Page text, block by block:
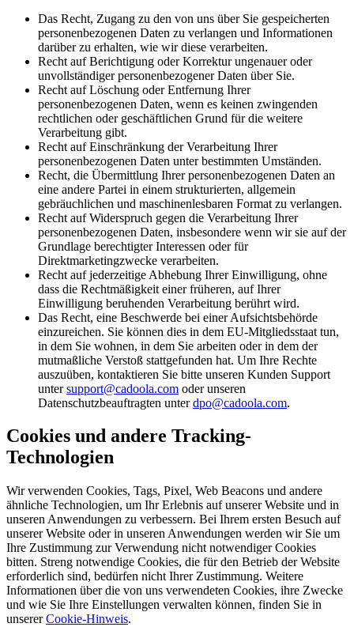
Das Recht, Zugang zu den von uns über Sie gespeicherten
personenbezogenen Daten zu verlangen und Informationen
darüber zu erhalten, wie wir diese verarbeiten.
Recht auf Berichtigung oder Korrektur ungenauer oder
unvollständiger personenbezogener Daten über Sie.
Recht auf Löschung oder Entfernung Ihrer
personenbezogenen Daten, wenn es keinen zwingenden
rechtlichen oder geschäftlichen Grund für die weitere
Verarbeitung gibt.
Recht auf Einschränkung der Verarbeitung Ihrer
personenbezogenen Daten unter bestimmten Umständen.
Recht, die Übermittlung Ihrer personenbezogenen Daten an
eine andere Partei in einem strukturierten, allgemein
gebräuchlichen und maschinenlesbaren Format zu verlangen.
Recht auf Widerspruch gegen die Verarbeitung Ihrer
personenbezogenen Daten, insbesondere wenn wir sie auf der
Grundlage berechtigter Interessen oder für
Direktmarketingzwecke verarbeiten.
Recht auf jederzeitige Abhebung Ihrer Einwilligung, ohne
dass die Rechtmäßigkeit einer früheren, auf Ihrer
Einwilligung beruhenden Verarbeitung berührt wird.
Das Recht, eine Beschwerde bei einer Aufsichtsbehörde
einzureichen. Sie können dies in dem EU-Mitgliedsstaat tun,
in dem Sie wohnen, in dem Sie arbeiten oder in dem der
mutmaßliche Verstoß stattgefunden hat. Um Ihre Rechte
auszuüben, kontaktieren Sie bitte unseren Kunden Support
untersupport@cadoola.com oder unseren
Datenschutzbeauftragten unterdpo@cadoola.com.
Cookies und andere Tracking-
Technologien
Wir verwenden Cookies, Tags, Pixel, Web Beacons und andere
ähnliche Technologien, um Ihr Erlebnis auf unserer Website und in
unseren Anwendungen zu verbessern. Bei Ihrem ersten Besuch auf
unserer Website oder in unseren Anwendungen werden wir Sie um
Ihre Zustimmung zur Verwendung nicht notwendiger Cookies
bitten. Streng notwendige Cookies, die für den Betrieb der Website
erforderlich sind, bedürfen nicht Ihrer Zustimmung. Weitere
Informationen über die von uns verwendeten Cookies, ihre Zwecke
und wie Sie Ihre Einstellungen verwalten können, finden Sie in
unsererCookie-Hinweis.